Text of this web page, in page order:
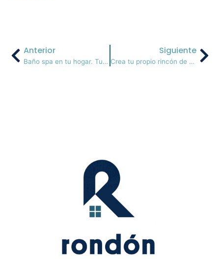
Anterior
Baño spa en tu hogar. Tu refugio personal
Siguiente
Crea tu propio rincón de Feria en casa